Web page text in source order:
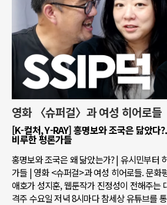
영화 〈슈퍼걸〉과 여성 히어로들
[K-컬처, Y-RAY] 홍명보와 조국은 닮았다
비루한 평론가들
홍명보와 조국은 왜 닮았는가? | 유시민부터
가들 | 영화 <슈퍼걸>과 여성 히어로들. 문화
애호가 성지훈, 웹툰작가 진정성이 전해주는
격주 수요일 저녁 8시마다 참세상 유튜브를